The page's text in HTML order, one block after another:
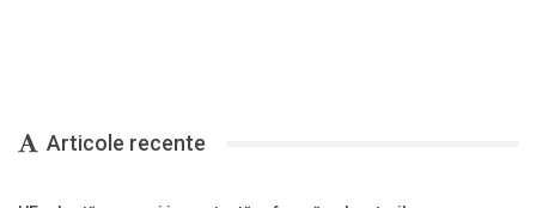
Articole recente